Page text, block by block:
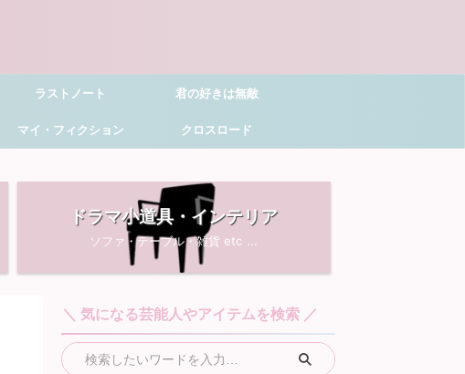
ラストノート 君の好きは無敵
マイ・フィクション
クロスロード
ドラマ小道具・インテリア
ソファ・テーブル・雑貨 etc ...
＼ 気になる芸能人やアイテムを検索 ／